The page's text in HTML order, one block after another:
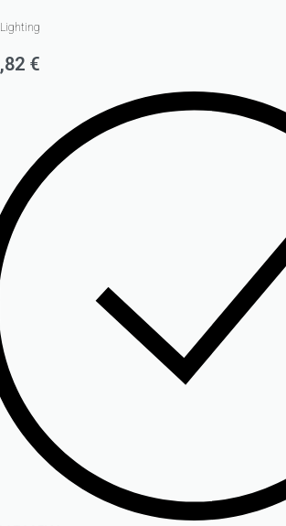
€